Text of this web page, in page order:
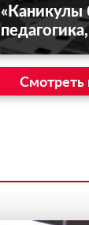
«Каникулы
Смотреть